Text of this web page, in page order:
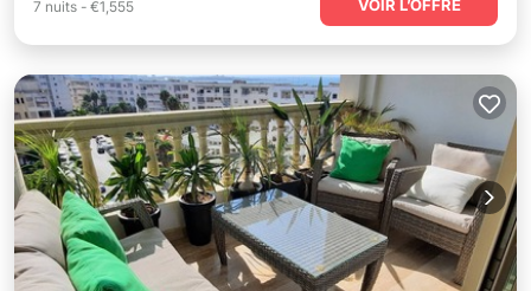
7 nuits - €1,555 VOIR L’OFFRE